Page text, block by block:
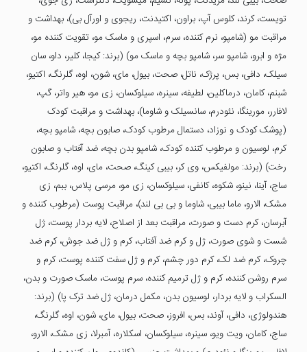
تویست، کرند، کلوس آپ، براون، اکتیدنت، ریجوی و اورآل بی)، بهداشت و
مراقبت مو (شامپو، نرم کننده، سرم، اسپری و ماسک مو، تقویت کننده مو،
مژه و ابرو، شامپو سر، شامپو بچه و ماسک مو) (برند: کیجا، کلیر، داو، سان
سیلک، دافی، بس، پرژک، ناتل، صحت، بیول، مای، شون، اوه، گلرنگ، اکتیو،
شبنم، کامان، درماکلین، لطیفه، سینره، سیلوکسان، زی مو، هیر واتر، گپ،
لافارر، مورینگا، نئودرم، سانسیلک و شاوما)، بهداشت و مراقبت کودک
(پوشک کودک و نوزاد، دستمال مرطوب کودک، صابون بچه، شامپو بچه،
کرم، لوسیون و مرطوب کننده کودک، شامپو بدن بچه، ضد آفتاب و صابون
رخت) (برند: مولفیکس، وی کر، بیبی کینگ، صحت، مای، اوه، گلرنگ، اکتیو،
ساج، آینا، نینو، شکوه، کانفی، سیلوکسان، زی مو، مرسی پلاس، ببم، زی
مشک، الارو، ماما بیبی، شاوما و بی بی لند)، مراقبت پوست (مرطوب کننده و
آبرسان، کرم دست و صورت، مراقبت بعد از اصلاح، لایه بردار پوست، ژل
شست و شوی صورت، ژل و کرم ضد آفتاب، کرم و ژل ضد جوش، کرم ضد
چروک، کرم ضد لک، کرم دور چشم، کرم و ژل سفت کننده پوست، کرم و
سرم روشن کننده، کرم و ژل ترمیم کننده، سرم پوست، ماسک صورت و بدن،
السکراب و لایه بردار، لوسیون بدن، مکمل درمان، ژل ضد ترک پا) (برند:
هندولوژی، دافی، آوند، بس، افروز، صحت، بیول، مای، شون، اوه، گلرنگ،
ساج، کامان، ویت ویو، سینره، سیلوکسان، اسکلاره، آمبرلا، زی مشک، الارو،